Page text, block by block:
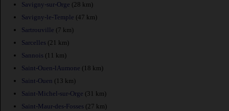
Savigny-sur-Orge (28 km)
Savigny-le-Temple (47 km)
Sartrouville (7 km)
Sarcelles (21 km)
Sannois (11 km)
Saint-Ouen-lAumone (18 km)
Saint-Ouen (13 km)
Saint-Michel-sur-Orge (31 km)
Saint-Maur-des-Fosses (27 km)